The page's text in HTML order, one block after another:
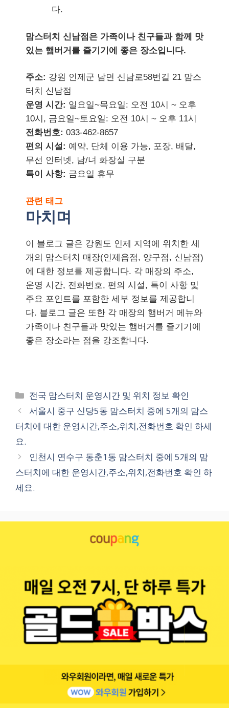
다.
맘스터치 신남점은 가족이나 친구들과 함께 맛
있는 햄버거를 즐기기에 좋은 장소입니다.
주소: 강원 인제군 남면 신남로58번길 21 맘스
터치 신남점
운영 시간: 일요일~목요일: 오전 10시 ~ 오후
10시, 금요일~토요일: 오전 10시 ~ 오후 11시
전화번호: 033-462-8657
편의 시설: 예약, 단체 이용 가능, 포장, 배달,
무선 인터넷, 남/녀 화장실 구분
특이 사항: 금요일 휴무
관련 태그
마치며
이 블로그 글은 강원도 인제 지역에 위치한 세
개의 맘스터치 매장(인제읍점, 양구점, 신남점)
에 대한 정보를 제공합니다. 각 매장의 주소,
운영 시간, 전화번호, 편의 시설, 특이 사항 및
주요 포인트를 포함한 세부 정보를 제공합니
다. 블로그 글은 또한 각 매장의 햄버거 메뉴와
가족이나 친구들과 맛있는 햄버거를 즐기기에
좋은 장소라는 점을 강조합니다.
카
테
고
리
전국 맘스터치 운영시간 및 위치 정보 확인
서울시 중구 신당5동 맘스터치 중에 5개의 맘스
터치에 대한 운영시간,주소,위치,전화번호 확인 하세
요.
인천시 연수구 동춘1동 맘스터치 중에 5개의 맘
스터치에 대한 운영시간,주소,위치,전화번호 확인 하
세요.